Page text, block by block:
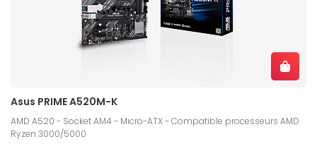
Asus PRIME A520M-K
AMD A520 - Socket AM4 - Micro-ATX - Compatible processeurs AMD
Ryzen 3000/5000